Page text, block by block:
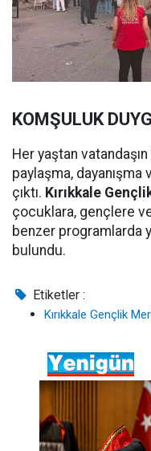
KOMŞULUK
Her yaştan
paylaşma,
çıktı. Kırıkkale
çocuklara, gençlere
benzer programlarda
bulundu.
Etiketler :
Kırıkkale Gençlik